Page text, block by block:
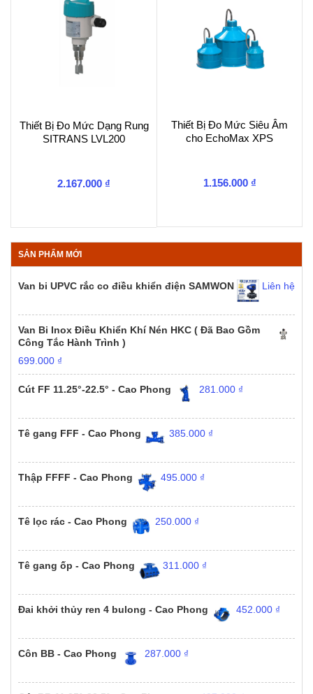
Thiết Bị Đo Mức Dạng Rung
SITRANS LVL200
2.167.000 ₫
Thiết Bị Đo Mức Siêu Âm
cho EchoMax XPS
1.156.000 ₫
SẢN PHẨM MỚI
Van bi UPVC rắc co điều khiển điện SAMWON Liên hệ
Van Bi Inox Điều Khiển Khí Nén HKC ( Đã Bao Gồm
Công Tắc Hành Trình )
699.000 ₫
Cút FF 11.25°-22.5° - Cao Phong 281.000 ₫
Tê gang FFF - Cao Phong 385.000 ₫
Thập FFFF - Cao Phong 495.000 ₫
Tê lọc rác - Cao Phong 250.000 ₫
Tê gang ốp - Cao Phong 311.000 ₫
Đai khởi thủy ren 4 bulong - Cao Phong 452.000 ₫
Côn BB - Cao Phong 287.000 ₫